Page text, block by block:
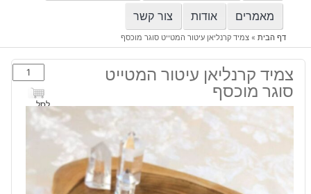
מאמרים אודות צור קשר
דף הבית» צמיד קרנליאן עיטור המטייט סוגר מוכסף
צמיד קרנליאן עיטור המטייט
סוגר מוכסף
כמות
של
צמיד
קרנליאן
עיטור
מוכסף
לסל